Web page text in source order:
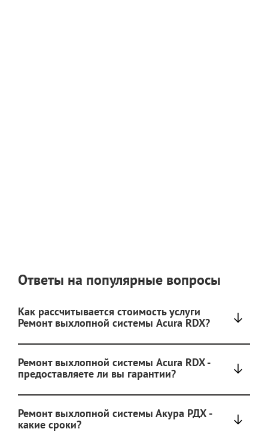
Ответы на популярные вопросы
Как рассчитывается стоимость услуги
Ремонт выхлопной системы Acura RDX?
Ремонт выхлопной системы Acura RDX -
предоставляете ли вы гарантии?
Ремонт выхлопной системы Акура РДХ -
какие сроки?